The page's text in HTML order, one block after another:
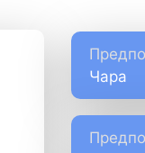
Чара